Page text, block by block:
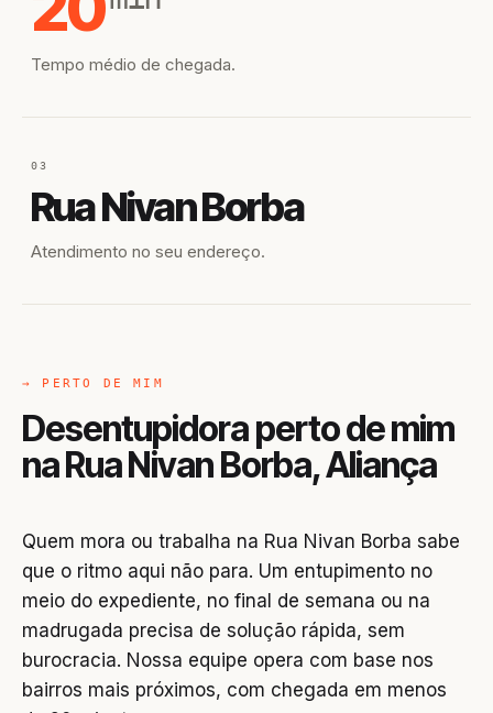
Tempo médio de chegada.
03
Rua Nivan Borba
Atendimento no seu endereço.
→ PERTO DE MIM
Desentupidora perto de mim
na Rua Nivan Borba, Aliança
Quem mora ou trabalha na Rua Nivan Borba sabe
que o ritmo aqui não para. Um entupimento no
meio do expediente, no final de semana ou na
madrugada precisa de solução rápida, sem
burocracia. Nossa equipe opera com base nos
bairros mais próximos, com chegada em menos